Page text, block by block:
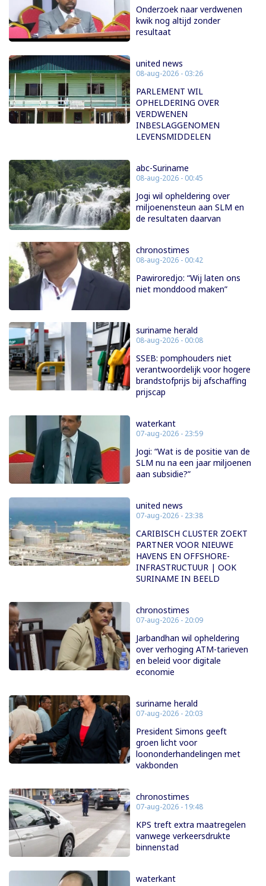
Onderzoek naar verdwenen
kwik nog altijd zonder
resultaat
united news
08-aug-2026 - 03:26
PARLEMENT WIL
OPHELDERING OVER
VERDWENEN
INBESLAGGENOMEN
LEVENSMIDDELEN
abc-Suriname
08-aug-2026 - 00:45
Jogi wil opheldering over
miljoenensteun aan SLM en
de resultaten daarvan
chronostimes
08-aug-2026 - 00:42
Pawiroredjo: “Wij laten ons
niet monddood maken”
suriname herald
08-aug-2026 - 00:08
SSEB: pomphouders niet
verantwoordelijk voor hogere
brandstofprijs bij afschaffing
prijscap
waterkant
07-aug-2026 - 23:59
Jogi: “Wat is de positie van de
SLM nu na een jaar miljoenen
aan subsidie?”
united news
07-aug-2026 - 23:38
CARIBISCH CLUSTER ZOEKT
PARTNER VOOR NIEUWE
HAVENS EN OFFSHORE-
INFRASTRUCTUUR | OOK
SURINAME IN BEELD
chronostimes
07-aug-2026 - 20:09
Jarbandhan wil opheldering
over verhoging ATM-tarieven
en beleid voor digitale
economie
suriname herald
07-aug-2026 - 20:03
President Simons geeft
groen licht voor
loononderhandelingen met
vakbonden
chronostimes
07-aug-2026 - 19:48
KPS treft extra maatregelen
vanwege verkeersdrukte
binnenstad
waterkant